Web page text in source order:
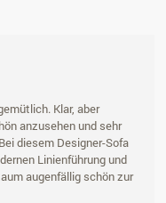
Klar, aber
anzusehen und sehr
diesem Designer-Sofa
Linienführung und
augenfällig schön zur